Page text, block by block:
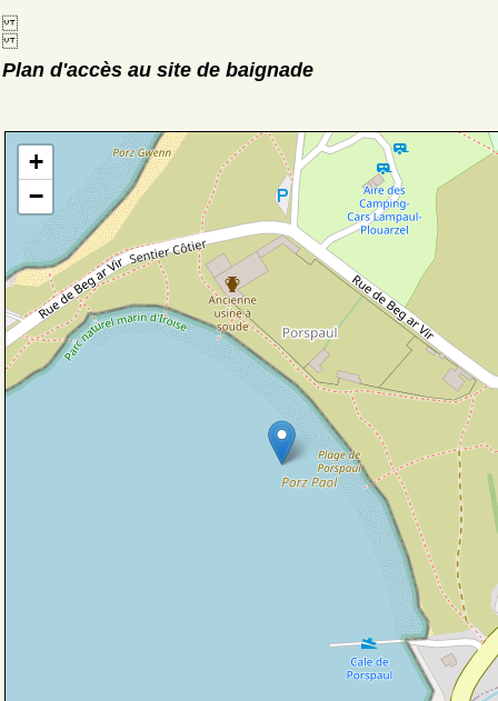
Plan d'accès au site de baignade
+
−